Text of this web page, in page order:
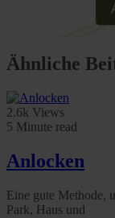
Ähnliche
2.6k Views
5 Minute read
Anlocken
Eine gute Methode,
Park, Haus und